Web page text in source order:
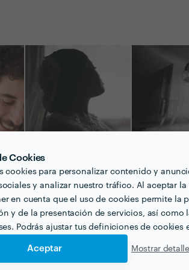
Cookies
cookies para personalizar contenido y
y analizar nuestro tráfico. Al aceptar
en cuenta que el uso de cookies permite la
y de la presentación de servicios, así como
Podrás ajustar tus definiciones de cookies
Aceptar Mostrar
Ver